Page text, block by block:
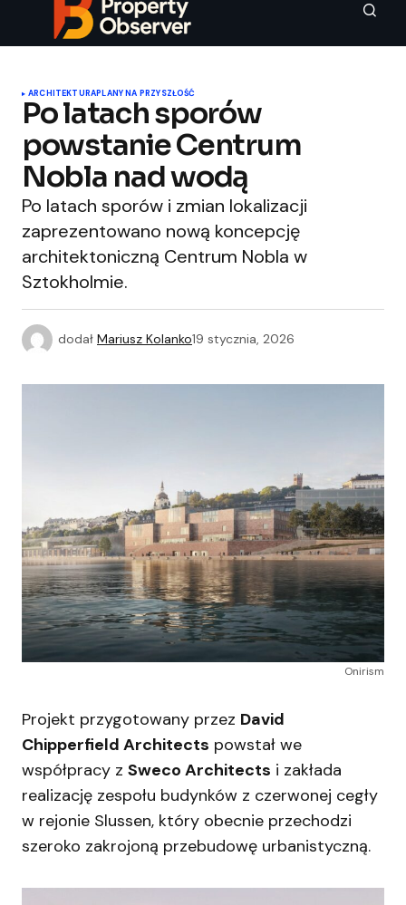
ARCHITEKTURAPLANY NA PRZYSZŁOŚĆ
Po latach sporów
powstanie Centrum
Nobla nad wodą
Po latach sporów i zmian lokalizacji
zaprezentowano nową koncepcję
architektoniczną Centrum Nobla w
Sztokholmie.
dodał Mariusz Kolanko19 stycznia, 2026
Onirism
Projekt przygotowany przez David
Chipperfield Architects powstał we
współpracy z Sweco Architects i zakłada
realizację zespołu budynków z czerwonej cegły
w rejonie Slussen, który obecnie przechodzi
szeroko zakrojoną przebudowę urbanistyczną.